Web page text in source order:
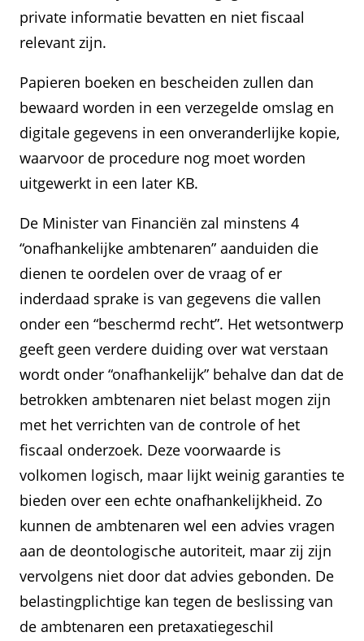
private informatie bevatten en niet fiscaal
relevant zijn.
Papieren boeken en bescheiden zullen dan
bewaard worden in een verzegelde omslag en
digitale gegevens in een onveranderlijke kopie,
waarvoor de procedure nog moet worden
uitgewerkt in een later KB.
De Minister van Financiën zal minstens 4
“onafhankelijke ambtenaren” aanduiden die
dienen te oordelen over de vraag of er
inderdaad sprake is van gegevens die vallen
onder een “beschermd recht”. Het wetsontwerp
geeft geen verdere duiding over wat verstaan
wordt onder “onafhankelijk” behalve dan dat de
betrokken ambtenaren niet belast mogen zijn
met het verrichten van de controle of het
fiscaal onderzoek. Deze voorwaarde is
volkomen logisch, maar lijkt weinig garanties te
bieden over een echte onafhankelijkheid. Zo
kunnen de ambtenaren wel een advies vragen
aan de deontologische autoriteit, maar zij zijn
vervolgens niet door dat advies gebonden. De
belastingplichtige kan tegen de beslissing van
de ambtenaren een pretaxatiegeschil